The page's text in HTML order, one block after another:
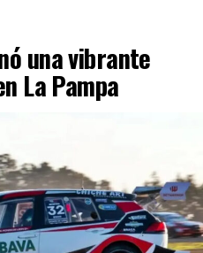
una vibrante
La Pampa